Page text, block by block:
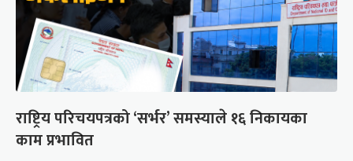
राष्ट्रिय परिचयपत्रको ‘सर्भर’ समस्याले १६ निकायका
काम प्रभावित